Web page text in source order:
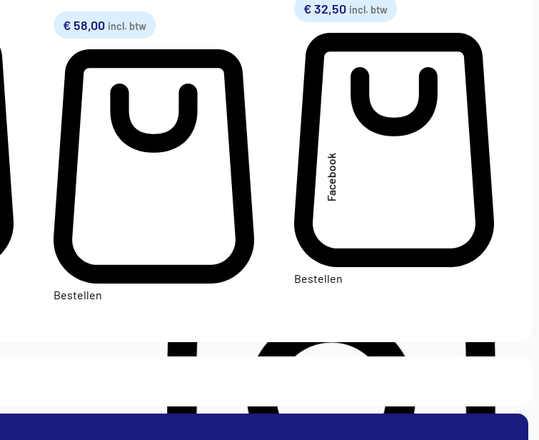
€ 58,00 incl. btw
Bestellen
€32,50 incl. btw
Bestellen
Facebook